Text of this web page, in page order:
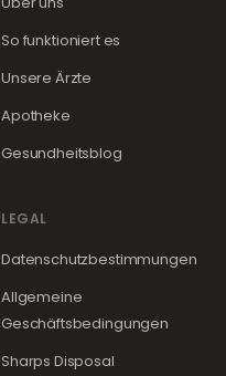
So funktioniert es
Unsere Ärzte
Apotheke
Gesundheitsblog
LEGAL
Datenschutzbestimmungen
Allgemeine
Geschäftsbedingungen
Sharps Disposal